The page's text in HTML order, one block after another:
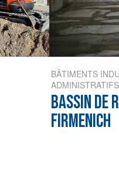
BÂTIMENTS
ADMINISTRATIFS
BASSIN DE
FIRMENICH